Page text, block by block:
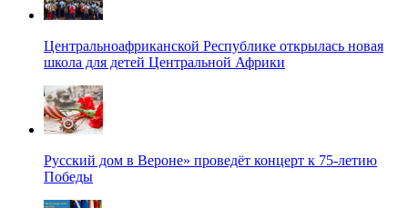
Центральноафриканской Республике открылась новая
школа для детей Центральной Африки
Русский дом в Вероне» проведёт концерт к 75-летию
Победы